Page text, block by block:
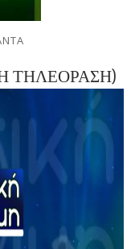
ΤΗΛΕΟΡΑΣΗ)